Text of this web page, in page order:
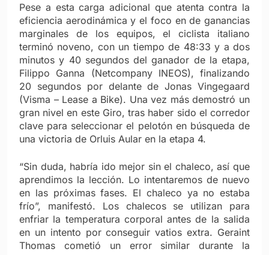
Pese a esta carga adicional que atenta contra la
eficiencia aerodinámica y el foco en de ganancias
marginales de los equipos, el ciclista italiano
terminó noveno, con un tiempo de 48:33 y a dos
minutos y 40 segundos del ganador de la etapa,
Filippo Ganna (Netcompany INEOS), finalizando
20 segundos por delante de Jonas Vingegaard
(Visma – Lease a Bike). Una vez más demostró un
gran nivel en este Giro, tras haber sido el corredor
clave para seleccionar el pelotón en búsqueda de
una victoria de Orluis Aular en la etapa 4.
“Sin duda, habría ido mejor sin el chaleco, así que
aprendimos la lección. Lo intentaremos de nuevo
en las próximas fases. El chaleco ya no estaba
frío”, manifestó. Los chalecos se utilizan para
enfriar la temperatura corporal antes de la salida
en un intento por conseguir vatios extra. Geraint
Thomas cometió un error similar durante la